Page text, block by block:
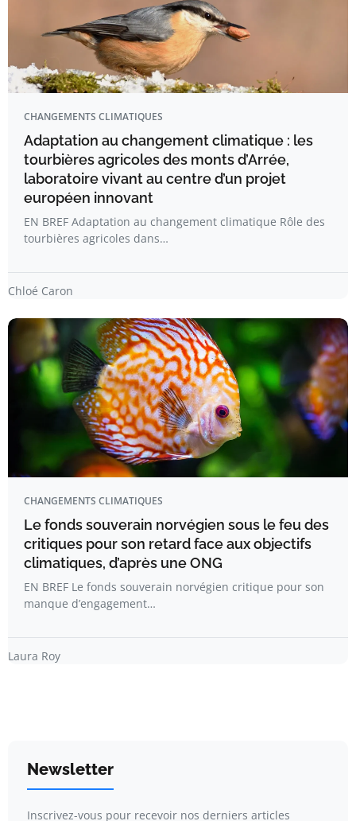
CHANGEMENTS CLIMATIQUES
Adaptation au changement climatique : les
tourbières agricoles des monts d’Arrée,
laboratoire vivant au centre d’un projet
européen innovant
EN BREF Adaptation au changement climatique Rôle des
tourbières agricoles dans…
Chloé Caron
CHANGEMENTS CLIMATIQUES
Le fonds souverain norvégien sous le feu des
critiques pour son retard face aux objectifs
climatiques, d’après une ONG
EN BREF Le fonds souverain norvégien critique pour son
manque d’engagement…
Laura Roy
Newsletter
Inscrivez-vous pour recevoir nos derniers articles